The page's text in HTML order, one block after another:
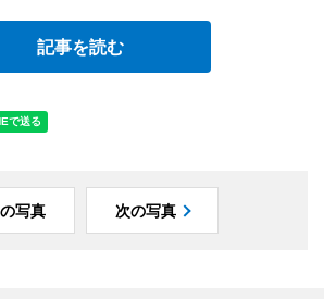
記事を読む
写真 次の写真